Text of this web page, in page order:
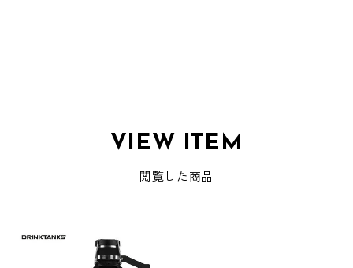
VIEW ITEM
閲覧した商品